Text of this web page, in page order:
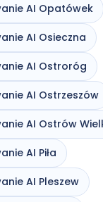
AI Opatówek
AI Osieczna
AI Ostroróg
AI Ostrzeszów
AI Ostrów
AI Piła
AI Pleszew